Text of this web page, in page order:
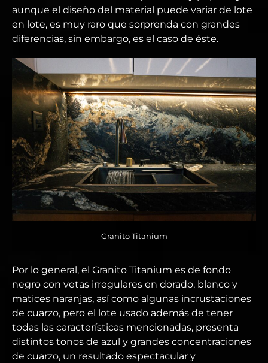
aunque el diseño del material puede variar de lote
en lote, es muy raro que sorprenda con grandes
diferencias, sin embargo, es el caso de éste.
Granito Titanium
Por lo general, el Granito Titanium es de fondo
negro con vetas irregulares en dorado, blanco y
matices naranjas, así como algunas incrustaciones
de cuarzo, pero el lote usado además de tener
todas las características mencionadas, presenta
distintos tonos de azul y grandes concentraciones
de cuarzo, un resultado espectacular y